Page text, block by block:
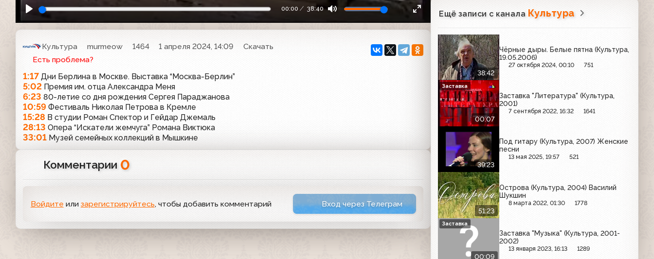
00:00 38:40
Культура murmeow 1464 1 апреля 2024, 14:09
Скачать
Есть проблема?
1:17 Дни Берлина в Москве. Выставка “Москва-Берлин”
5:02 Премия им. отца Александра Меня
6:23 80-летие со дня рождения Сергея Параджанова
10:59 Фестиваль Николая Петрова в Кремле
15:28 В студии Роман Спектор и Гейдар Джемаль
28:13 Опера “Искатели жемчуга” Романа Виктюка
33:01 Музей семейных коллекций в Мышкине
Комментарии 0
Войдите или зарегистрируйтесь, чтобы добавить комментарий Вход через Телеграм
Ещё записи с канала Культура
38:42
Чёрные дыры. Белые пятна (Культура,
19.05.2006)
27 октября 2024, 00:10 751
00:07
Заставка "Литература" (Культура,
2001)
7 сентября 2022, 16:32 1641
Заставка
39:23
Под гитару (Культура, 2007) Женские
песни
13 мая 2025, 19:57 521
51:23
Острова (Культура, 2004) Василий
Шукшин
8 марта 2022, 01:30 1778
00:09
Заставка "Музыка" (Культура, 2001-
2002)
13 января 2023, 16:13 1289
Заставка